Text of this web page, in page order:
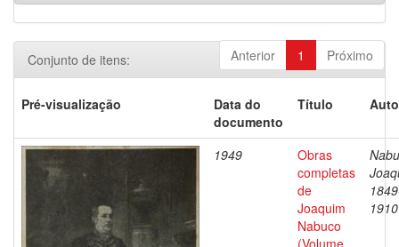
Anterior 1 Próximo
Conjunto de itens:
Pré-visualização
Data do
documento
Título
1949
Obras
completas
de
Joaquim
Nabuco
(Volume
1910